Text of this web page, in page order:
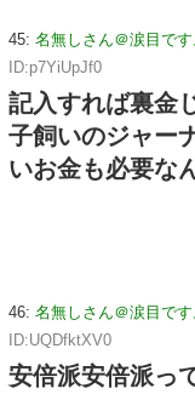
45: 名無しさん＠涙目で
ID:p7YiUpJf0
記入すれば裏金
子飼いのジャー
いお金も必要な
46: 名無しさん＠涙目で
ID:UQDfktXV0
安倍派安倍派っ